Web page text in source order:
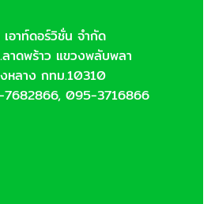
อาท์ดอร์วิชั่น จำกัด
าดพร้าว แขวงพลับพลา
หลาง กทม.10310
095-3716866